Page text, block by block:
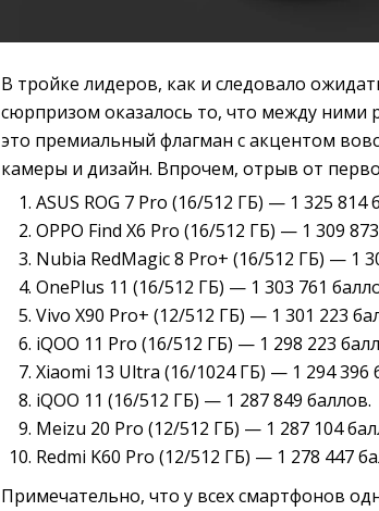
В тройке лидеров, как и следовало
сюрпризом оказалось то, что между ними
это премиальный флагман с акцентом
камеры и дизайн. Впрочем, отрыв от
ASUS ROG 7 Pro (16/512 ГБ) — 1 325 814
OPPO Find X6 Pro (16/512 ГБ) — 1 309
Nubia RedMagic 8 Pro+ (16/512 ГБ) — 1
OnePlus 11 (16/512 ГБ) — 1 303 761
Vivo X90 Pro+ (12/512 ГБ) — 1 301 223
iQOO 11 Pro (16/512 ГБ) — 1 298 223
Xiaomi 13 Ultra (16/1024 ГБ) — 1 294 396
iQOO 11 (16/512 ГБ) — 1 287 849 баллов.
Meizu 20 Pro (12/512 ГБ) — 1 287 104
Redmi K60 Pro (12/512 ГБ) — 1 278 447
Примечательно, что у всех смартфонов